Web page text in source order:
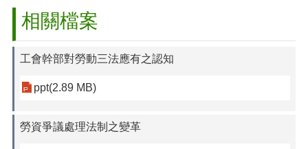
相關檔案
工會幹部對勞動三法應有之認知
ppt(2.89 MB)
勞資爭議處理法制之變革